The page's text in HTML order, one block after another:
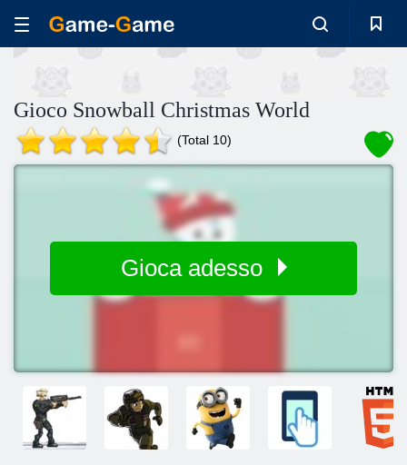
Gioco Snowball Christmas World
(Total 10)
Gioca adesso